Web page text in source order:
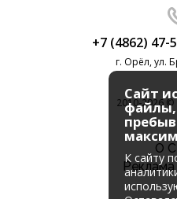
+7 (4862) 47-
г. Орёл, ул.
2010-2026
О
Реклама
Сайт
файлы,
К cайту